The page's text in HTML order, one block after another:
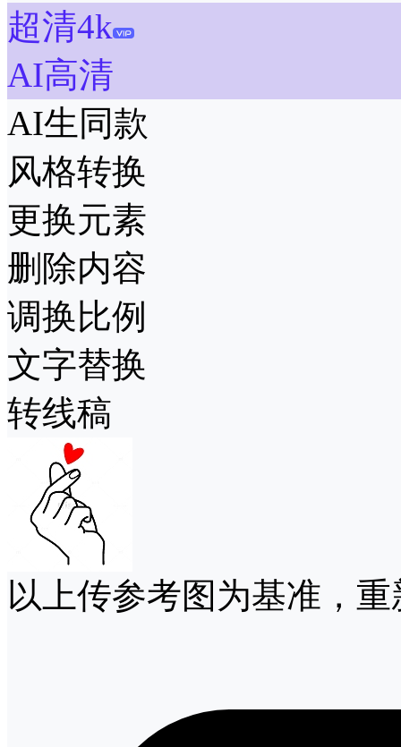
超清4k
AI高清
AI生同款
风格转换
更换元素
删除内容
调换比例
文字替换
转线稿
以上传参考图为基准，